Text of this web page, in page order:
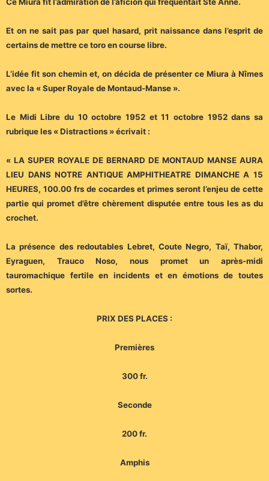
Ce Miura fit l’admiration de l’afición qui fréquentait Ste Anne.
Et on ne sait pas par quel hasard, prit naissance dans l’esprit de
certains de mettre ce toro en course libre.
L’idée fit son chemin et, on décida de présenter ce Miura à Nîmes
avec la « Super Royale de Montaud-Manse ».
Le Midi Libre du 10 octobre 1952 et 11 octobre 1952 dans sa
rubrique les « Distractions » écrivait :
« LA SUPER ROYALE DE BERNARD DE MONTAUD MANSE AURA
LIEU DANS NOTRE ANTIQUE AMPHITHEATRE DIMANCHE A 15
HEURES, 100.00 frs de cocardes et primes seront l’enjeu de cette
partie qui promet d’être chèrement disputée entre tous les as du
crochet.
La présence des redoutables Lebret, Coute Negro, Taï, Thabor,
Eyraguen, Trauco Noso, nous promet un après-midi
tauromachique fertile en incidents et en émotions de toutes
sortes.
PRIX DES PLACES :
Premières
300 fr.
Seconde
200 fr.
Amphis